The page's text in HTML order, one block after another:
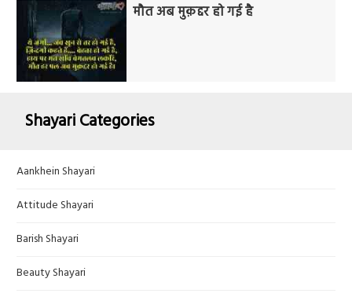
मौत अब मुक़द्दर हो गई है
Shayari Categories
Aankhein Shayari
Attitude Shayari
Barish Shayari
Beauty Shayari